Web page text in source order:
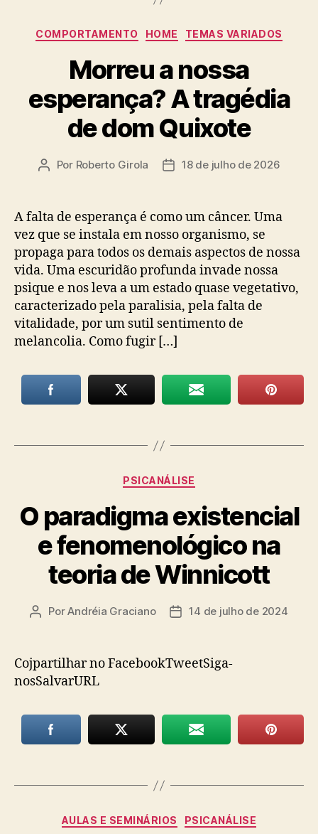
Categorias
COMPORTAMENTO HOME TEMAS VARIADOS
Morreu a nossa
esperança? A tragédia
de dom Quixote
Autor
Por Roberto Girola
Data18 de julho de 2026
A falta de esperança é como um câncer. Uma
vez que se instala em nosso organismo, se
propaga para todos os demais aspectos de nossa
vida. Uma escuridão profunda invade nossa
psique e nos leva a um estado quase vegetativo,
caracterizado pela paralisia, pela falta de
vitalidade, por um sutil sentimento de
melancolia. Como fugir […]
Categorias
PSICANÁLISE
O paradigma existencial
e fenomenológico na
teoria de Winnicott
Autor
PorAndréia Graciano
Data14 de julho de 2024
Cojpartilhar no FacebookTweetSiga-
nosSalvarURL
Categorias
AULAS E SEMINÁRIOS PSICANÁLISE